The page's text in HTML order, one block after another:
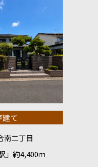
て
南二丁目
』約4,400ｍ